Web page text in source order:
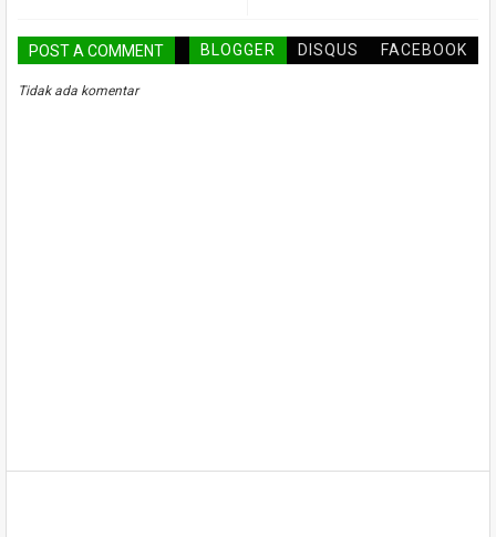
POST A COMMENT BLOGGER DISQUS FACEBOOK
Tidak ada komentar